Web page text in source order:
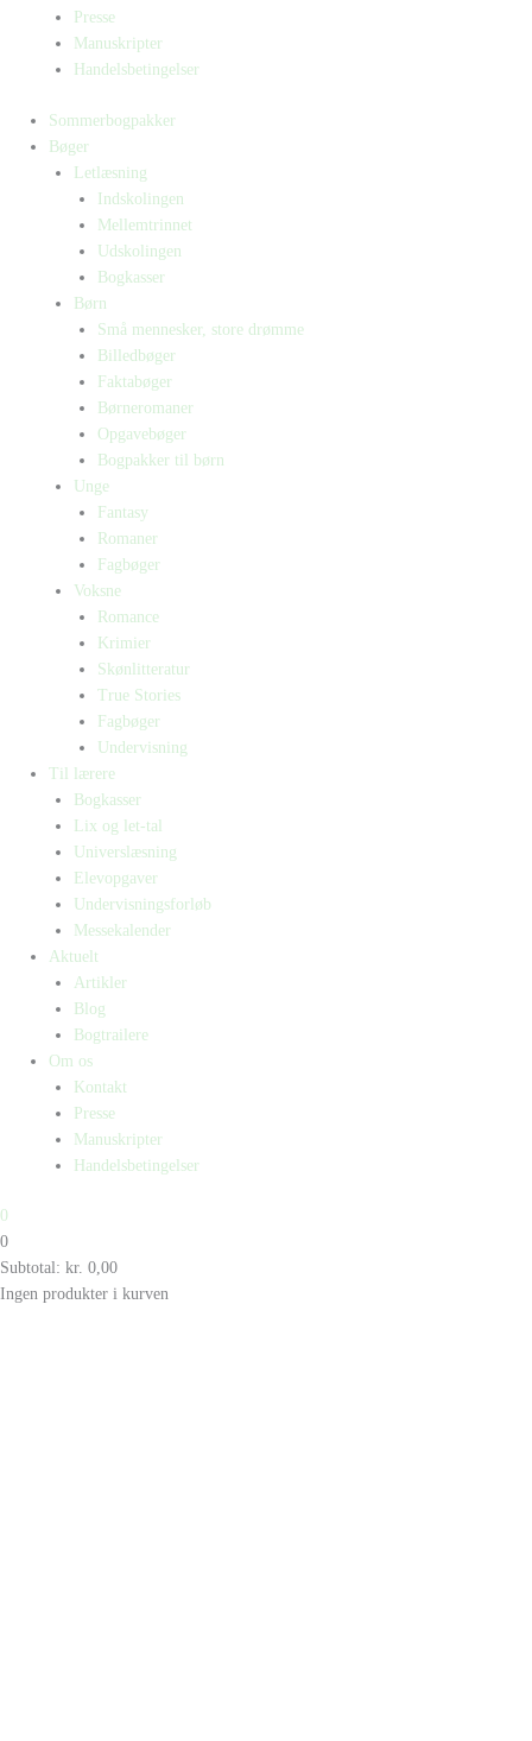
Presse
Manuskripter
Handelsbetingelser
Sommerbogpakker
Bøger
Letlæsning
Indskolingen
Mellemtrinnet
Udskolingen
Bogkasser
Børn
Små mennesker, store drømme
Billedbøger
Faktabøger
Børneromaner
Opgavebøger
Bogpakker til børn
Unge
Fantasy
Romaner
Fagbøger
Voksne
Romance
Krimier
Skønlitteratur
True Stories
Fagbøger
Undervisning
Til lærere
Bogkasser
Lix og let-tal
Universlæsning
Elevopgaver
Undervisningsforløb
Messekalender
Aktuelt
Artikler
Blog
Bogtrailere
Om os
Kontakt
Presse
Manuskripter
Handelsbetingelser
0
0
Subtotal: kr. 0,00
Ingen produkter i kurven